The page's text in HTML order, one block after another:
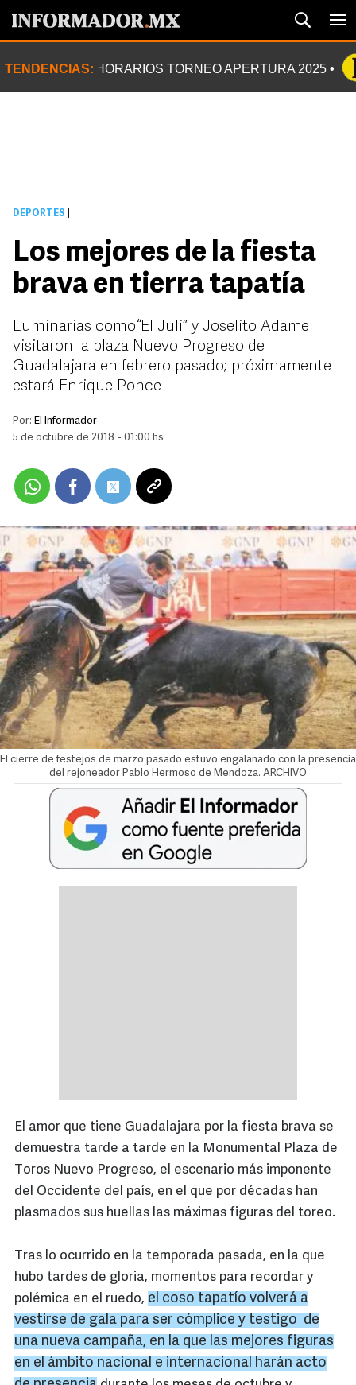
TENDENCIAS: HORARIOS TORNEO APERTURA 2025
DEPORTES
Los mejores de la fiesta
brava en tierra tapatía
Luminarias como “El Juli” y Joselito Adame
visitaron la plaza Nuevo Progreso de
Guadalajara en febrero pasado; próximamente
estará Enrique Ponce
Por: El Informador
5 de octubre de 2018 - 01:00 hs
El cierre de festejos de marzo pasado estuvo engalanado con la presencia
del rejoneador Pablo Hermoso de Mendoza. ARCHIVO
El amor que tiene Guadalajara por la fiesta brava se
demuestra tarde a tarde en la Monumental Plaza de
Toros Nuevo Progreso, el escenario más imponente
del Occidente del país, en el que por décadas han
plasmados sus huellas las máximas figuras del toreo.
Tras lo ocurrido en la temporada pasada, en la que
hubo tardes de gloria, momentos para recordar y
polémica en el ruedo, el coso tapatío volverá a
vestirse de gala para ser cómplice y testigo de
una nueva campaña, en la que las mejores figuras
en el ámbito nacional e internacional harán acto